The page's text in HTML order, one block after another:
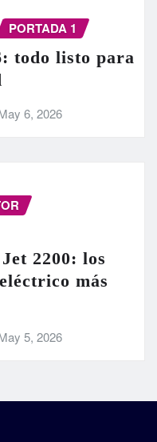
PORTADA 1
todo listo para
6, 2026
2200: los
más
5, 2026